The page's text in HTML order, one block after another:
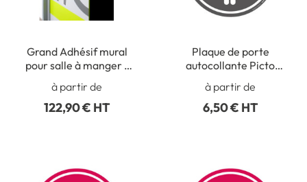
Grand Adhésif mural
pour salle à manger -
Gamme Trend - H 1373 x
L 725 mm.
à partir de
122,90 € HT
Plaque de porte
autocollante Picto
Toilettes Femme -
Vinyle adhésif
à partir de
6,50 € HT